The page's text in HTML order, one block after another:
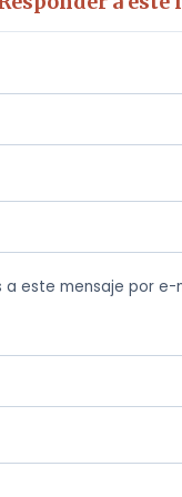
a este mensaje por e-